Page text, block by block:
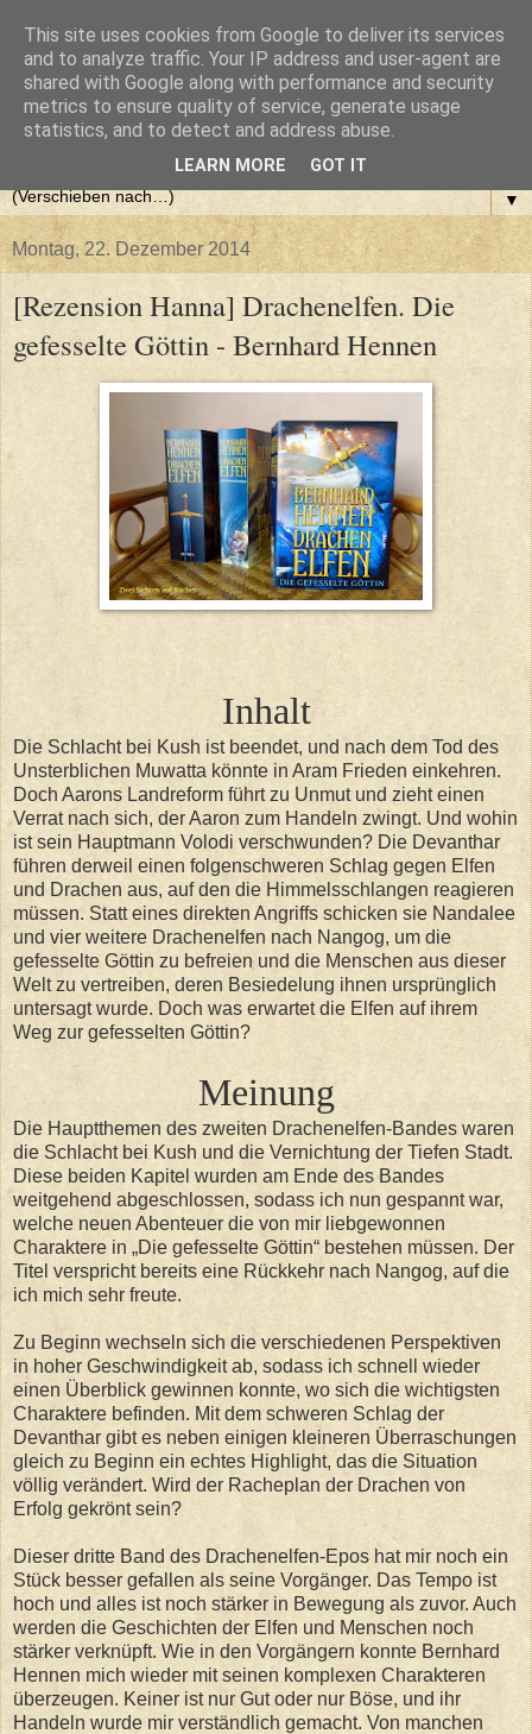
▼
Montag, 22. Dezember 2014
[Rezension Hanna] Drachenelfen. Die
gefesselte Göttin - Bernhard Hennen
Inhalt
Die Schlacht bei Kush ist beendet, und nach dem Tod des
Unsterblichen Muwatta könnte in Aram Frieden einkehren.
Doch Aarons Landreform führt zu Unmut und zieht einen
Verrat nach sich, der Aaron zum Handeln zwingt. Und wohin
ist sein Hauptmann Volodi verschwunden? Die Devanthar
führen derweil einen folgenschweren Schlag gegen Elfen
und Drachen aus, auf den die Himmelsschlangen reagieren
müssen. Statt eines direkten Angriffs schicken sie Nandalee
und vier weitere Drachenelfen nach Nangog, um die
gefesselte Göttin zu befreien und die Menschen aus dieser
Welt zu vertreiben, deren Besiedelung ihnen ursprünglich
untersagt wurde. Doch was erwartet die Elfen auf ihrem
Weg zur gefesselten Göttin?
Meinung
Die Hauptthemen des zweiten Drachenelfen-Bandes waren
die Schlacht bei Kush und die Vernichtung der Tiefen Stadt.
Diese beiden Kapitel wurden am Ende des Bandes
weitgehend abgeschlossen, sodass ich nun gespannt war,
welche neuen Abenteuer die von mir liebgewonnen
Charaktere in „Die gefesselte Göttin“ bestehen müssen. Der
Titel verspricht bereits eine Rückkehr nach Nangog, auf die
ich mich sehr freute.
Zu Beginn wechseln sich die verschiedenen Perspektiven
in hoher Geschwindigkeit ab, sodass ich schnell wieder
einen Überblick gewinnen konnte, wo sich die wichtigsten
Charaktere befinden. Mit dem schweren Schlag der
Devanthar gibt es neben einigen kleineren Überraschungen
gleich zu Beginn ein echtes Highlight, das die Situation
völlig verändert. Wird der Racheplan der Drachen von
Erfolg gekrönt sein?
Dieser dritte Band des Drachenelfen-Epos hat mir noch ein
Stück besser gefallen als seine Vorgänger. Das Tempo ist
hoch und alles ist noch stärker in Bewegung als zuvor. Auch
werden die Geschichten der Elfen und Menschen noch
stärker verknüpft. Wie in den Vorgängern konnte Bernhard
Hennen mich wieder mit seinen komplexen Charakteren
überzeugen. Keiner ist nur Gut oder nur Böse, und ihr
Handeln wurde mir verständlich gemacht. Von manchen
This site uses cookies from Google to deliver its services
and to analyze traffic. Your IP address and user-agent are
shared with Google along with performance and security
metrics to ensure quality of service, generate usage
statistics, and to detect and address abuse.
LEARN MORE GOT IT